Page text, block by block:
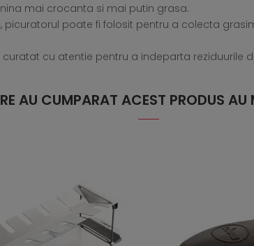
mai crocanta si mai putin grasa.
poate fi folosit pentru a colecta
cu atentie pentru a indeparta reziduurile
AU CUMPARAT ACEST PRODUS